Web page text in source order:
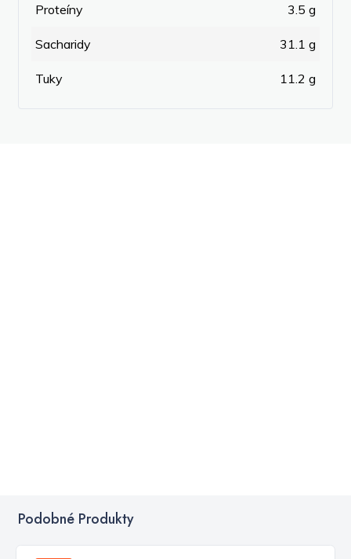
Proteíny 3.5 g
Sacharidy 31.1 g
Tuky 11.2 g
Podobné Produkty